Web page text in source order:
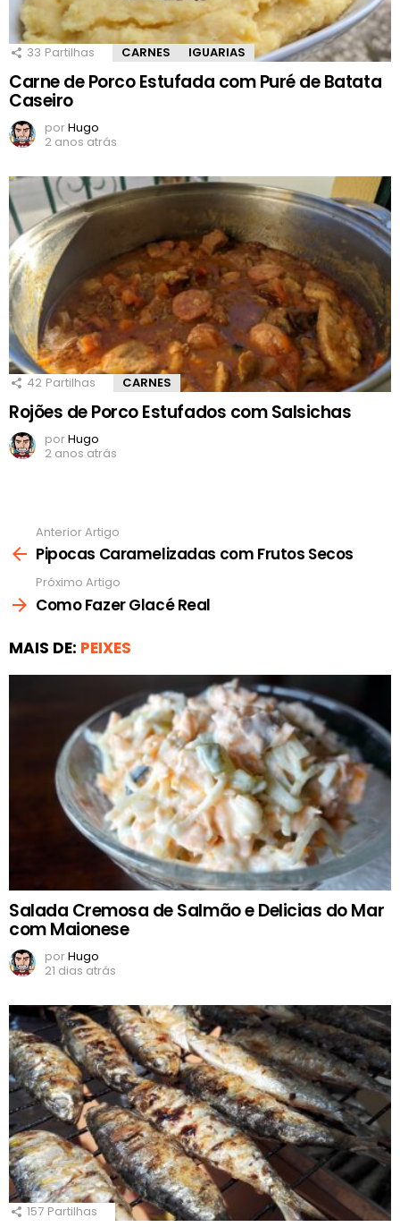
33 Partilhas CARNES IGUARIAS
Carne de Porco Estufada com Puré de Batata
Caseiro
porHugo
2 anos atrás
42 Partilhas CARNES
Rojões de Porco Estufados com Salsichas
porHugo
2 anos atrás
mais
Anterior Artigo
Pipocas Caramelizadas com Frutos Secos
Próximo Artigo
Como Fazer Glacé Real
MAIS DE: PEIXES
Salada Cremosa de Salmão e Delicias do Mar
com Maionese
porHugo
21 dias atrás
157 Partilhas